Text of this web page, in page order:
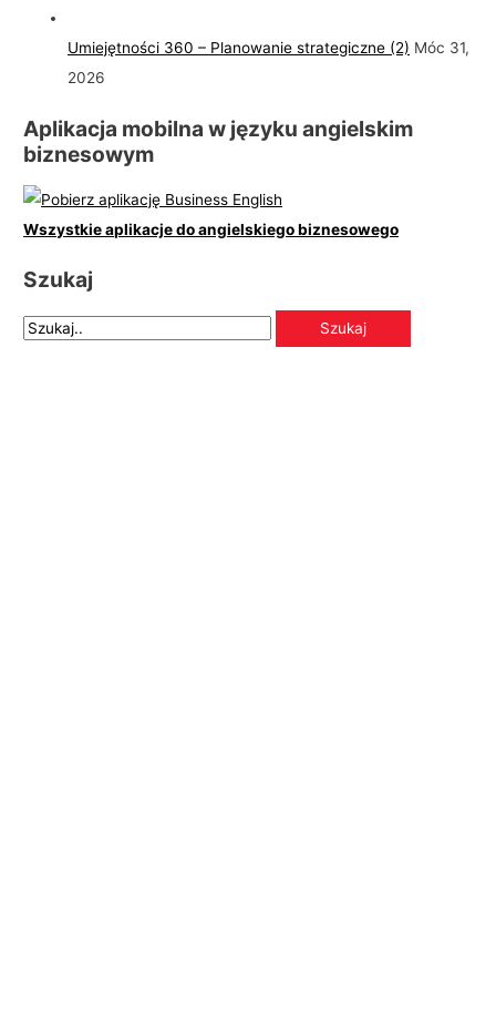
Umiejętności 360 – Planowanie strategiczne (2) Móc 31,
2026
Aplikacja mobilna w języku angielskim
biznesowym
Wszystkie aplikacje do angielskiego biznesowego
Szukaj